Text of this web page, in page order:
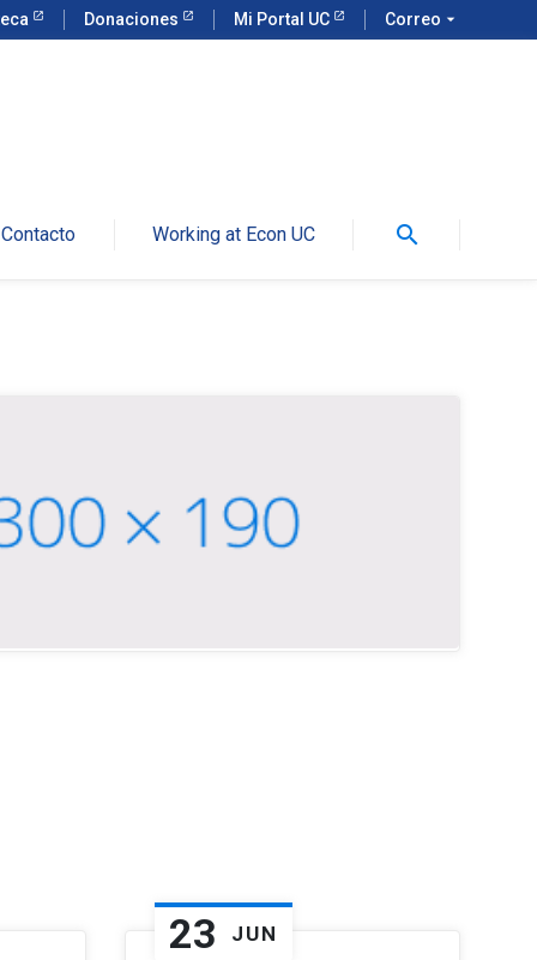
Donaciones Mi Portal UC Correo arrow_drop_down
Contacto Working at Econ UC search
23 JUN